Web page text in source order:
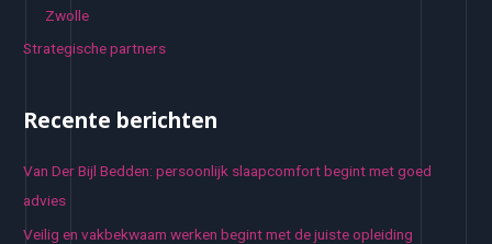
Zwolle
Strategische partners
Recente berichten
Van Der Bijl Bedden: persoonlijk slaapcomfort begint met goed
advies
Veilig en vakbekwaam werken begint met de juiste opleiding